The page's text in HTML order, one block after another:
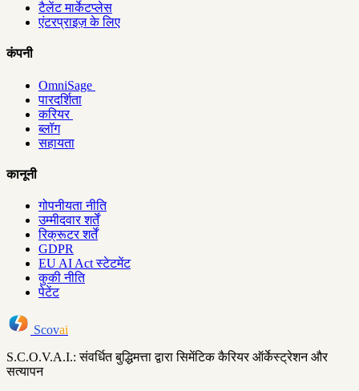
टैलेंट मार्केटप्लेस
एंटरप्राइज़ के लिए
कंपनी
OmniSage
पारदर्शिता
करियर
ब्लॉग
सहायता
कानूनी
गोपनीयता नीति
उम्मीदवार शर्तें
रिक्रूटर शर्तें
GDPR
EU AI Act स्टेटमेंट
कुकी नीति
पेटेंट
Scovai
S.C.O.V.A.I.: संवर्धित बुद्धिमत्ता द्वारा सिमेंटिक कैरियर ऑर्केस्ट्रेशन और
सत्यापन